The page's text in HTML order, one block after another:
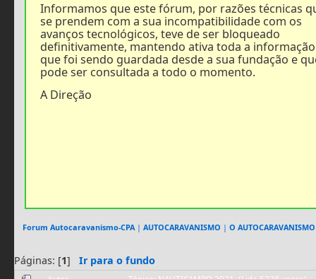
Informamos que este fórum, por razões técnicas
se prendem com a sua incompatibilidade com os
avanços tecnológicos, teve de ser bloqueado
definitivamente, mantendo ativa toda a informação
que foi sendo guardada desde a sua fundação e
pode ser consultada a todo o momento.
A Direção
Forum Autocaravanismo-CPA| AUTOCARAVANISMO | O AUTOCARAVANISMO
Páginas: [1] Ir para o fundo